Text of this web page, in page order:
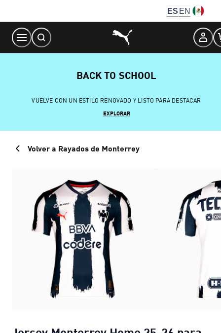
Content
ES EN
BACK TO SCHOOL
VUELVE CON UN ESTILO RENOVADO Y LISTO PARA DESTACAR
EXPLORAR
Volver a Rayados de Monterrey